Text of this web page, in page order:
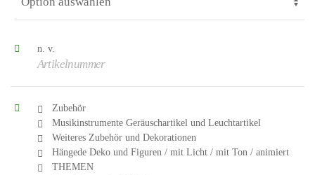
n. v.
Artikelnummer
Zubehör
Musikinstrumente Geräuschartikel und Leuchtartikel
Weiteres Zubehör und Dekorationen
Hängede Deko und Figuren / mit Licht / mit Ton / animiert
THEMEN